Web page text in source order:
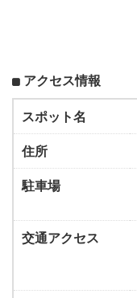
アクセス情報
スポット名
住所
駐車場
交通アクセス